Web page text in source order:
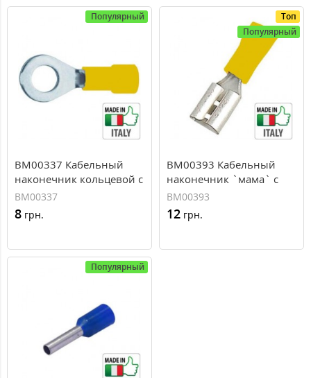
Популярный
BM00337 Кабельный
наконечник кольцевой с
изоляцией, сечение 4-6
мм, М8
BM00337
8 грн.
Топ
Популярный
BM00393 Кабельный
наконечник `мама` с
изоляцией, сечение 4-6
мм, 9,8*1,1
BM00393
12 грн.
Популярный